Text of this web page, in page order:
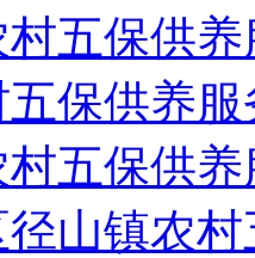
五保供
保供养
村五保供
山镇农